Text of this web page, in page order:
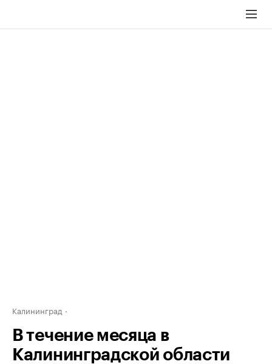
Калининград
В течение месяца в
Калининградской области